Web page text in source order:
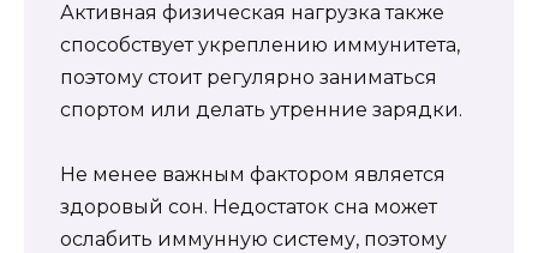
Активная физическая нагрузка также
способствует укреплению иммунитета,
поэтому стоит регулярно заниматься
спортом или делать утренние зарядки.
Не менее важным фактором является
здоровый сон. Недостаток сна может
ослабить иммунную систему, поэтому